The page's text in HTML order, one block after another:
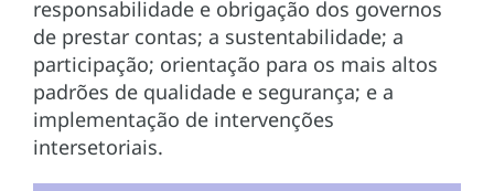
responsabilidade e obrigação dos governos
de prestar contas; a sustentabilidade; a
participação; orientação para os mais altos
padrões de qualidade e segurança; e a
implementação de intervenções
intersetoriais.